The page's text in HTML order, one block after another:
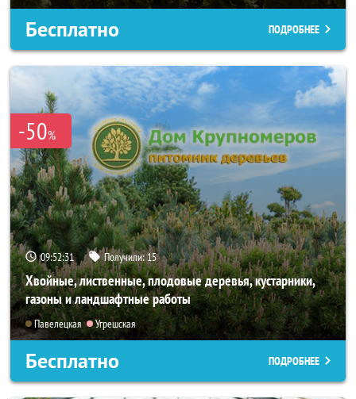
Бесплатно ПОДРОБНЕЕ
-50%
09:52:29 Получили:15
Хвойные, лиственные, плодовые деревья, кустарники,
газоны и ландшафтные работы
Павелецкая Угрешская
Бесплатно ПОДРОБНЕЕ